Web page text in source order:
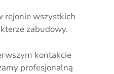
rejonie wszystkich
zabudowy.
kontakcie
profesjonalną